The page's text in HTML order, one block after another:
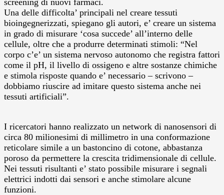
Una delle difficolta’ principali nel creare tessuti
bioingegnerizzati, spiegano gli autori, e’ creare un sistema
in grado di misurare ‘cosa succede’ all’interno delle
cellule, oltre che a produrre determinati stimoli: “Nel
corpo c’e’ un sistema nervoso autonomo che registra fattori
come il pH, il livello di ossigeno e altre sostanze chimiche
e stimola risposte quando e’ necessario – scrivono –
dobbiamo riuscire ad imitare questo sistema anche nei
tessuti artificiali”.
I ricercatori hanno realizzato un network di nanosensori di
circa 80 milionesimi di millimetro in una conformazione
reticolare simile a un bastoncino di cotone, abbastanza
poroso da permettere la crescita tridimensionale di cellule.
Nei tessuti risultanti e’ stato possibile misurare i segnali
elettrici indotti dai sensori e anche stimolare alcune
funzioni.